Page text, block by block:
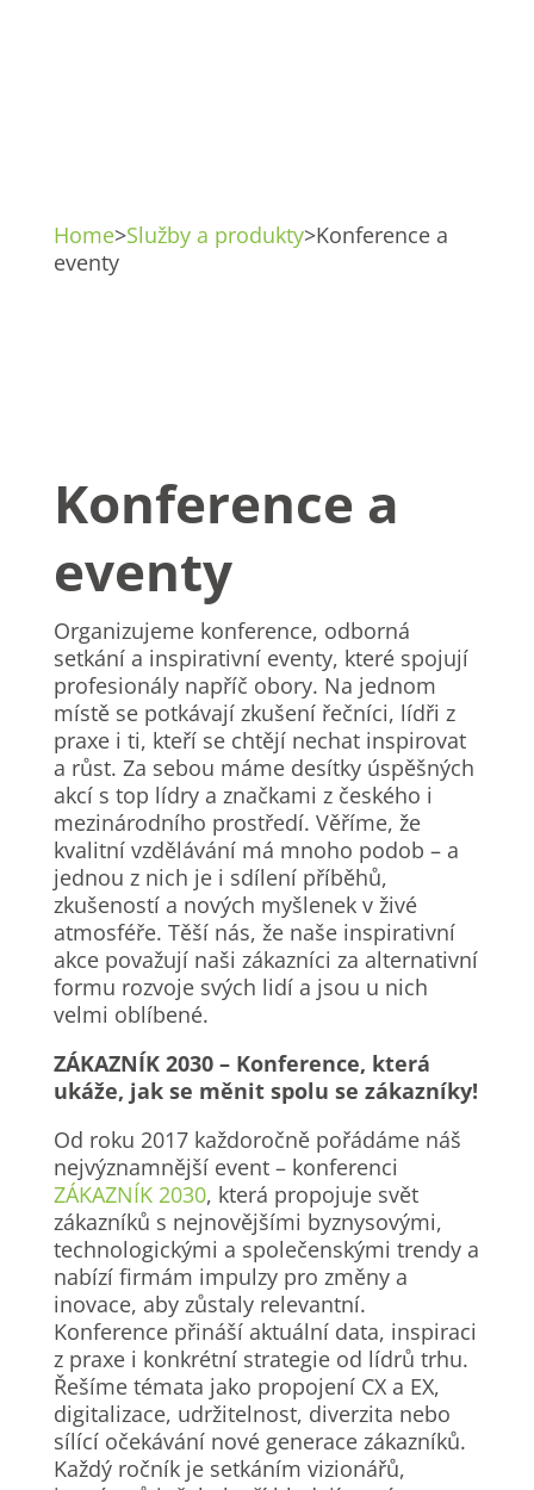
Home>Služby a produkty>Konference a
eventy
Konference a
eventy
Organizujeme konference, odborná
setkání a inspirativní eventy, které spojují
profesionály napříč obory. Na jednom
místě se potkávají zkušení řečníci, lídři z
praxe i ti, kteří se chtějí nechat inspirovat
a růst. Za sebou máme desítky úspěšných
akcí s top lídry a značkami z českého i
mezinárodního prostředí. Věříme, že
kvalitní vzdělávání má mnoho podob – a
jednou z nich je i sdílení příběhů,
zkušeností a nových myšlenek v živé
atmosféře. Těší nás, že naše inspirativní
akce považují naši zákazníci za alternativní
formu rozvoje svých lidí a jsou u nich
velmi oblíbené.
ZÁKAZNÍK 2030 – Konference, která
ukáže, jak se měnit spolu se zákazníky!
Od roku 2017 každoročně pořádáme náš
nejvýznamnější event – konferenci
ZÁKAZNÍK 2030, která propojuje svět
zákazníků s nejnovějšími byznysovými,
technologickými a společenskými trendy a
nabízí firmám impulzy pro změny a
inovace, aby zůstaly relevantní.
Konference přináší aktuální data, inspiraci
z praxe i konkrétní strategie od lídrů trhu.
Řešíme témata jako propojení CX a EX,
digitalizace, udržitelnost, diverzita nebo
sílící očekávání nové generace zákazníků.
Každý ročník je setkáním vizionářů,